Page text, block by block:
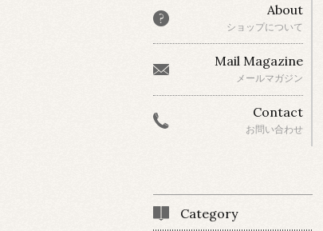
About
ショップについて
Mail Magazine
メールマガジン
Contact
お問い合わせ
Category